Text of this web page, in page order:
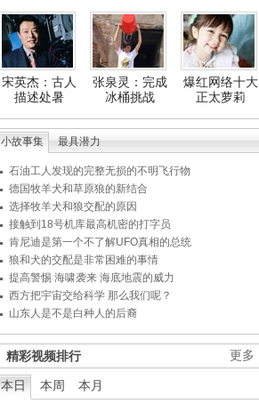
宋英杰：古人
描述处暑
张泉灵：完成
冰桶挑战
爆红网络十大
正太萝莉
小故事集 最具潜力
石油工人发现的完整无损的不明飞行物
德国牧羊犬和草原狼的新结合
选择牧羊犬和狼交配的原因
接触到18号机库最高机密的打字员
肯尼迪是第一个不了解UFO真相的总统
狼和犬的交配是非常困难的事情
提高警惕 海啸袭来 海底地震的威力
西方把宇宙交给科学 那么我们呢？
山东人是不是白种人的后裔
更多
精彩视频排行
本日 本周 本月